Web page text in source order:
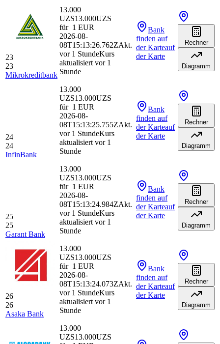
23
23
Mikrokreditbank
13.000
UZS13.000UZS
für 1 EUR
2026-08-
08T15:13:26.762ZAkt.
vor 1 StundeKurs
aktualisiert vor 1
Stunde
Bank
finden auf
der Karteauf
der Karte
Rechner
Diagramm
24
24
InfinBank
13.000
UZS13.000UZS
für 1 EUR
2026-08-
08T15:13:25.755ZAkt.
vor 1 StundeKurs
aktualisiert vor 1
Stunde
Bank
finden auf
der Karteauf
der Karte
Rechner
Diagramm
25
25
Garant Bank
13.000
UZS13.000UZS
für 1 EUR
2026-08-
08T15:13:24.984ZAkt.
vor 1 StundeKurs
aktualisiert vor 1
Stunde
Bank
finden auf
der Karteauf
der Karte
Rechner
Diagramm
26
26
Asaka Bank
13.000
UZS13.000UZS
für 1 EUR
2026-08-
08T15:13:24.073ZAkt.
vor 1 StundeKurs
aktualisiert vor 1
Stunde
Bank
finden auf
der Karteauf
der Karte
Rechner
Diagramm
13.000
UZS13.000UZS